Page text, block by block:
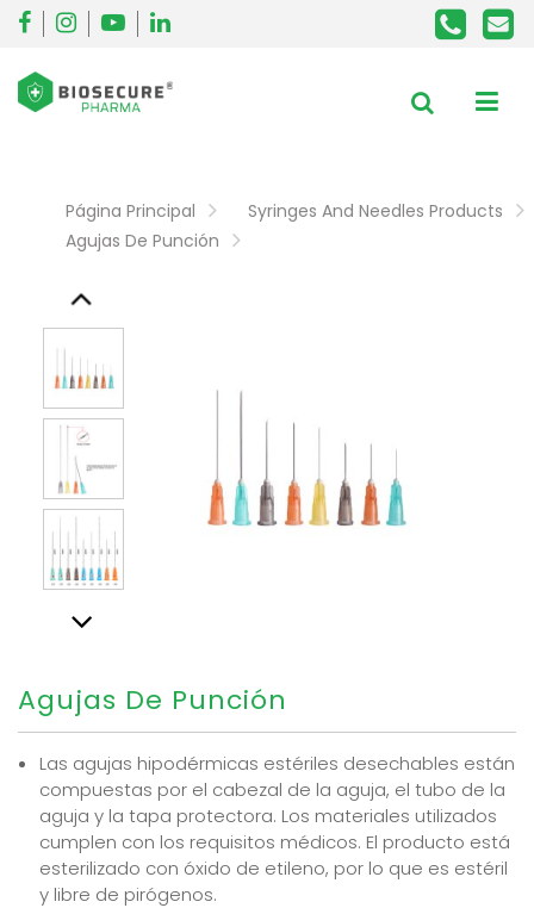
Página Principal
Syringes And Needles Products
Agujas De Punción
Agujas De Punción
Las agujas hipodérmicas estériles desechables están
compuestas por el cabezal de la aguja, el tubo de la
aguja y la tapa protectora. Los materiales utilizados
cumplen con los requisitos médicos. El producto está
esterilizado con óxido de etileno, por lo que es estéril
y libre de pirógenos.